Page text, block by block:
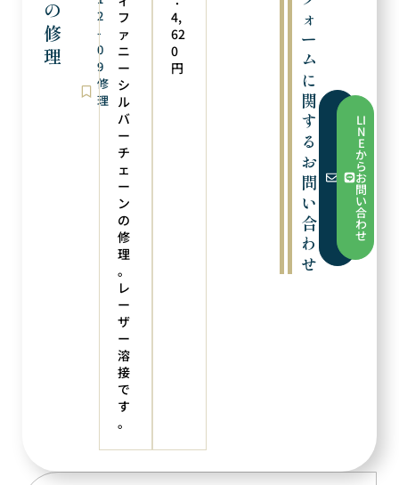
の
修
理
2
-
0
9
修
理
フ
ァ
ニ
ー
シ
ル
バ
ー
チ
ェ
ー
ン
の
修
理
。
レ
ー
ザ
ー
溶
接
で
す
。
4,
62
0
円
ォ
ー
ム
に
関
す
る
お
問
い
合
わ
せ
フ
ら
お
せ
LI
N
E
か
ら
お
問
い
合
わ
せ